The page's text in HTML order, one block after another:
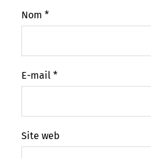
Nom *
E-mail *
Site web